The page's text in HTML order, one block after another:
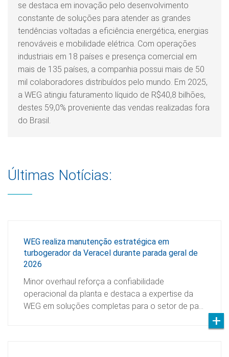
se destaca em inovação pelo desenvolvimento
constante de soluções para atender as grandes
tendências voltadas a eficiência energética, energias
renováveis e mobilidade elétrica. Com operações
industriais em 18 países e presença comercial em
mais de 135 países, a companhia possui mais de 50
mil colaboradores distribuídos pelo mundo. Em 2025,
a WEG atingiu faturamento líquido de R$40,8 bilhões,
destes 59,0% proveniente das vendas realizadas fora
do Brasil.
Últimas Notícias:
WEG realiza manutenção estratégica em
turbogerador da Veracel durante parada geral de
2026
Minor overhaul reforça a confiabilidade
operacional da planta e destaca a expertise da
WEG em soluções completas para o setor de pa…